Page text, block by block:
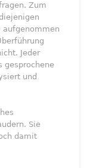
Zum
aufgenommen
Jeder
gesprochene
und
Sie
damit